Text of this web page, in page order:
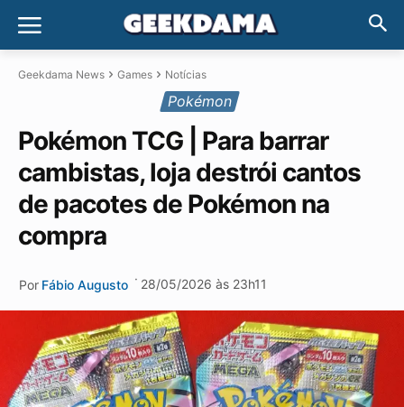
Geekdama News Games Notícias
Pokémon
Pokémon TCG | Para barrar
cambistas, loja destrói cantos
de pacotes de Pokémon na
compra
Por Fábio Augusto · 28/05/2026 às 23h11